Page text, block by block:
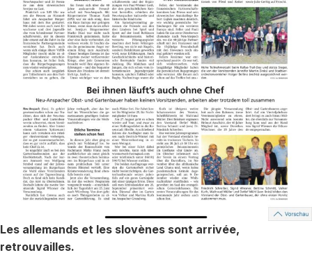
Les allemands et les slovènes sont arrivée,
retrouvailles.